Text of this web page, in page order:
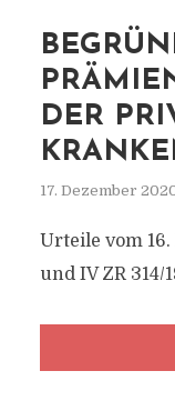
DER
17. Dezember
Urteile vom 16.
und IV ZR 314/